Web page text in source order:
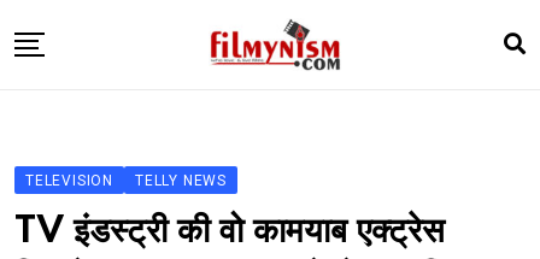
to
TELEVISION
BHOJPURI
TELEVISION TELLY NEWS
TV इंडस्ट्री की वो कामयाब एक्ट्रेस